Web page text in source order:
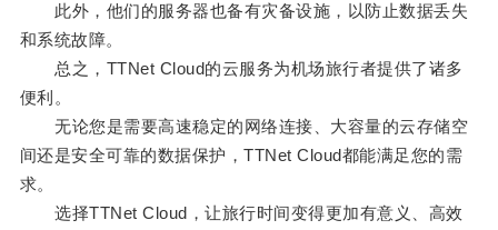
此外，他们的服务器也备有灾备设施，以防止数据丢失
和系统故障。
总之，TTNet Cloud的云服务为机场旅行者提供了诸多
便利。
无论您是需要高速稳定的网络连接、大容量的云存储空
间还是安全可靠的数据保护，TTNet Cloud都能满足您的需
求。
选择TTNet Cloud，让旅行时间变得更加有意义、高效